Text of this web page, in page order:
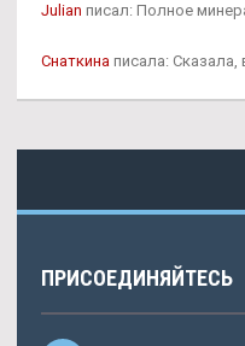
Julian писал: Полное
Снаткина писала:
ПРИСОЕДИНЯЙТЕСЬ